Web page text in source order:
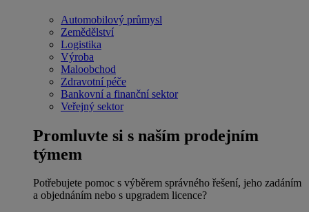
Automobilový průmysl
Zemědělství
Logistika
Výroba
Maloobchod
Zdravotní péče
Bankovní a finanční sektor
Veřejný sektor
Promluvte si s naším prodejním
týmem
Potřebujete pomoc s výběrem správného řešení, jeho zadáním
a objednáním nebo s upgradem licence?